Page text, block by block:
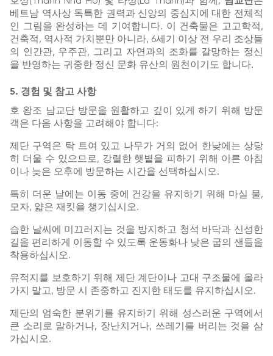
베트남 역사상 독특한 권력과 신앙의 중심지에 대한 전체적
인 그림을 완성하는 데 기여합니다. 이 건축물은 고고학적,
건축적, 역사적 가치뿐만 아니라, 6세기 이상 전 우리 조상들
의 인간관, 우주관, 그리고 자연과의 조화를 갈망하는 정신
을 반영하는 귀중한 정신 문화 유산의 원천이기도 합니다.
5. 경험 및 참고 사항
호 왕조 남교단 방문을 원활하고 깊이 있게 하기 위해 방문
객은 다음 사항을 고려해야 합니다:
제단 구역은 탁 트여 있고 나무가 거의 없어 한낮에는 상당
히 더울 수 있으므로, 강렬한 햇볕을 피하기 위해 이른 아침
이나 늦은 오후에 방문하는 시간을 선택하십시오.
특히 더운 날에는 이동 중에 건강을 유지하기 위해 마실 물,
모자, 얇은 재킷을 챙기십시오.
습한 날씨에 미끄러지는 것을 방지하고 청석 바닥과 신성한
길을 편리하게 이동할 수 있도록 운동화나 낮은 굽의 샌들을
착용하십시오.
유적지를 보호하기 위해 제단 계단이나 고대 구조물에 올라
가지 말고, 방문 시 존중하고 진지한 태도를 유지하십시오.
제단의 엄숙한 분위기를 유지하기 위해 성스러운 구역에서
큰 소리로 말하거나, 장난치거나, 쓰레기를 버리는 것을 삼
가십시오.